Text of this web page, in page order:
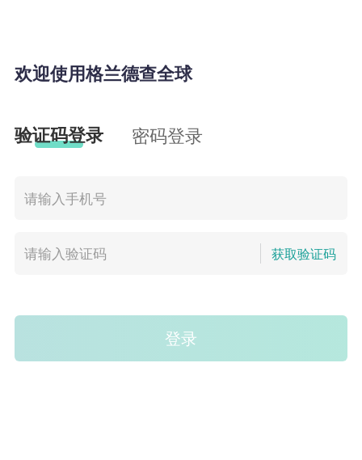
欢迎使用格兰德查全球
验证码登录 密码登录
获取验证码
登录